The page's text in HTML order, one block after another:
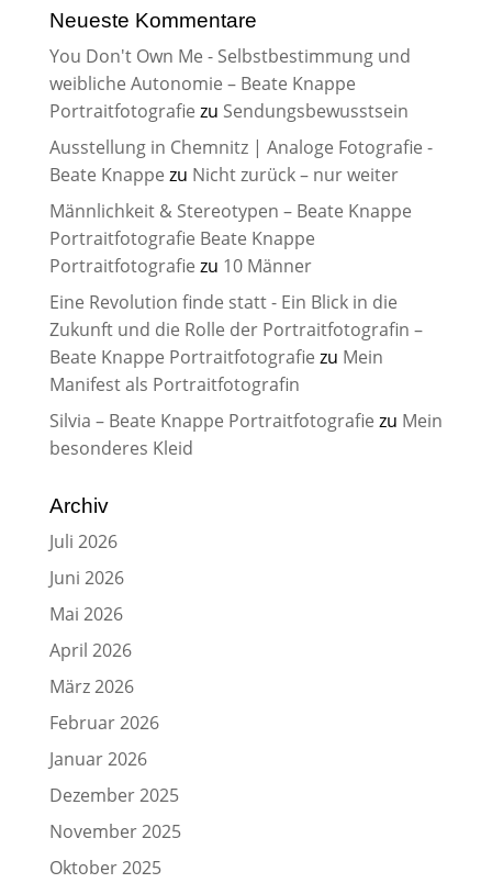
Neueste Kommentare
You Don't Own Me - Selbstbestimmung und
weibliche Autonomie – Beate Knappe
Portraitfotografie zu Sendungsbewusstsein
Ausstellung in Chemnitz | Analoge Fotografie -
Beate Knappe zu Nicht zurück – nur weiter
Männlichkeit & Stereotypen – Beate Knappe
Portraitfotografie Beate Knappe
Portraitfotografie zu 10 Männer
Eine Revolution finde statt - Ein Blick in die
Zukunft und die Rolle der Portraitfotografin –
Beate Knappe Portraitfotografie zu Mein
Manifest als Portraitfotografin
Silvia – Beate Knappe Portraitfotografie zu Mein
besonderes Kleid
Archiv
Juli 2026
Juni 2026
Mai 2026
April 2026
März 2026
Februar 2026
Januar 2026
Dezember 2025
November 2025
Oktober 2025